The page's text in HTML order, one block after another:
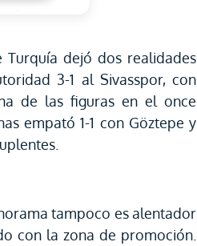
dejó dos realidades
3-1 al Sivasspor, con
de las figuras en el once
empató 1-1 con Göztepe y
tampoco es alentador
con la zona de promoción.